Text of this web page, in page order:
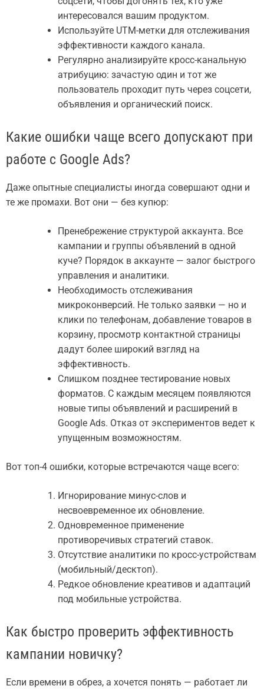
интересовался вашим продуктом.
Используйте UTM-метки для отслеживания
эффективности каждого канала.
Регулярно анализируйте кросс-канальную
атрибуцию: зачастую один и тот же
пользователь проходит путь через соцсети,
объявления и органический поиск.
Какие ошибки чаще всего допускают при
работе с Google Ads?
Даже опытные специалисты иногда совершают одни и
те же промахи. Вот они — без купюр:
Пренебрежение структурой аккаунта. Все
кампании и группы объявлений в одной
куче? Порядок в аккаунте — залог быстрого
управления и аналитики.
Необходимость отслеживания
микроконверсий. Не только заявки — но и
клики по телефонам, добавление товаров в
корзину, просмотр контактной страницы
дадут более широкий взгляд на
эффективность.
Слишком позднее тестирование новых
форматов. С каждым месяцем появляются
новые типы объявлений и расширений в
Google Ads. Отказ от экспериментов ведет к
упущенным возможностям.
Вот топ-4 ошибки, которые встречаются чаще всего:
Игнорирование минус-слов и
несвоевременное их обновление.
Одновременное применение
противоречивых стратегий ставок.
Отсутствие аналитики по кросс-устройствам
(мобильный/десктоп).
Редкое обновление креативов и адаптаций
под мобильные устройства.
Как быстро проверить эффективность
кампании новичку?
Если времени в обрез, а хочется понять — работает ли